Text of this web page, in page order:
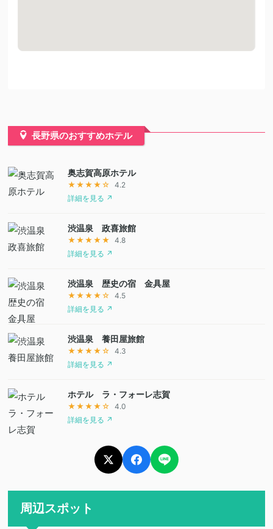
長野県のおすすめホテル
奥志賀高原ホテル
★★★★☆
4.2
詳細を見る ↗
渋温泉 政喜旅館
★★★★★
4.8
詳細を見る ↗
渋温泉 歴史の宿 金具屋
★★★★☆
4.5
詳細を見る ↗
渋温泉 養田屋旅館
★★★★☆
4.3
詳細を見る ↗
ホテル ラ・フォーレ志賀
★★★★☆
4.0
詳細を見る ↗
周辺スポット